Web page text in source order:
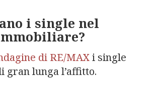
i single nel
di RE/MAXi single
gran lunga l’affitto.